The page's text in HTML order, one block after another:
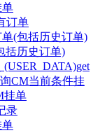
单
订单
(包括历史订单)
括历史订单)
get
CM当前条件挂
挂单
录
单